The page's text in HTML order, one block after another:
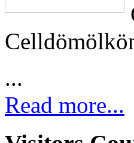
...
Read more...